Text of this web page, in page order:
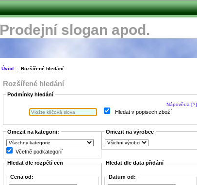
Prodejní slogan apod.
Úvod:: Rozšířené hledání
Rozšířené hledání
Podmínky hledání
Nápověda [?]
Hledat v popisech zboží
Omezit na kategorii:
Včetně podkategorií
Omezit na výrobce
Hledat dle rozpětí cen
Cena od:
Hledat dle data přidání
Datum od: